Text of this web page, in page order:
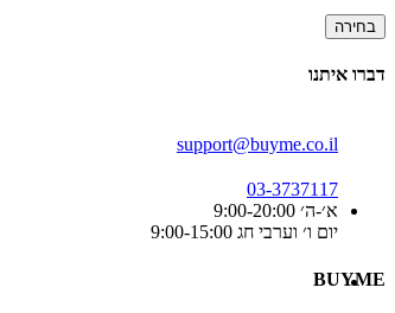
בחירה
דברו איתנו
support@buyme.co.il
03-3737117
א׳-ה׳ 9:00-20:00
יום ו׳ וערבי חג 9:00-15:00
BUYME